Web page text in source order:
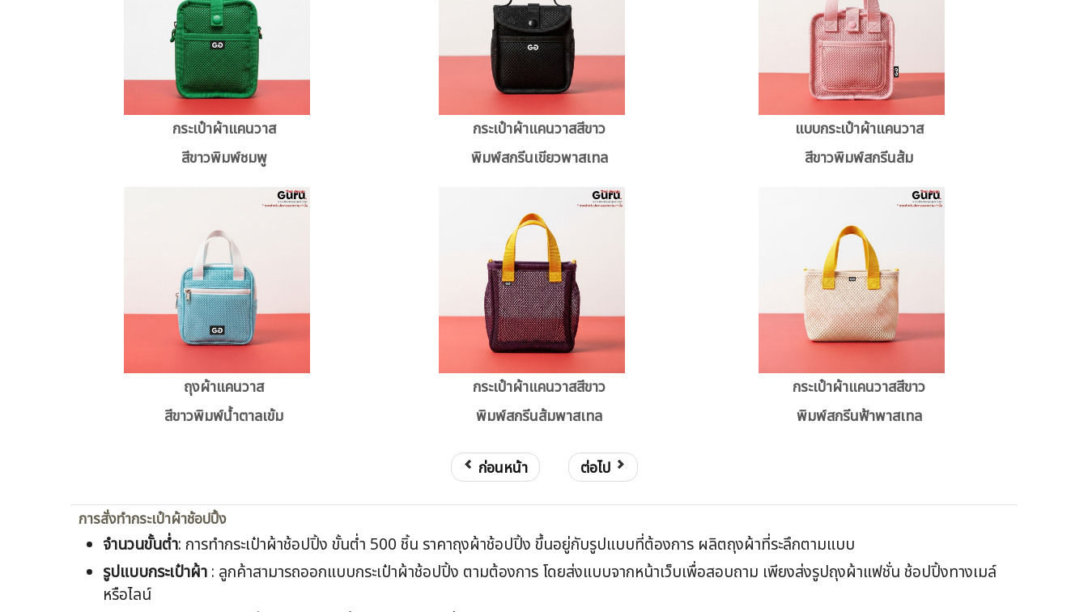
กระเป๋าผ้าแคนวาส
สีขาวพิมพ์ชมพู
กระเป๋าผ้าแคนวาสสีขาว
พิมพ์สกรีนเขียวพาสเทล
แบบกระเป๋าผ้าแคนวาส
สีขาวพิมพ์สกรีนส้ม
ถุงผ้าแคนวาส
สีขาวพิมพ์น้ำตาลเข้ม
กระเป๋าผ้าแคนวาสสีขาว
พิมพ์สกรีนส้มพาสเทล
กระเป๋าผ้าแคนวาสสีขาว
พิมพ์สกรีนฟ้าพาสเทล
ก่อนหน้า ต่อไป
การสั่งทำกระเป๋าผ้าช้อปปิ้ง
จำนวนขั้นต่ำ: การทำกระเป๋าผ้าช้อปปิ้ง ขั้นต่ำ 500 ชิ้น ราคาถุงผ้าช้อปปิ้ง ขึ้นอยู่กับรูปแบบที่ต้องการ ผลิตถุงผ้าที่ระลึกตามแบบ
รูปแบบกระเป๋าผ้า : ลูกค้าสามารถออกแบบกระเป๋าผ้าช้อปปิ้ง ตามต้องการ โดยส่งแบบจากหน้าเว็บเพื่อสอบถาม เพียงส่งรูปถุงผ้าแฟชั่น ช้อปปิ้งทางเมล์
หรือไลน์